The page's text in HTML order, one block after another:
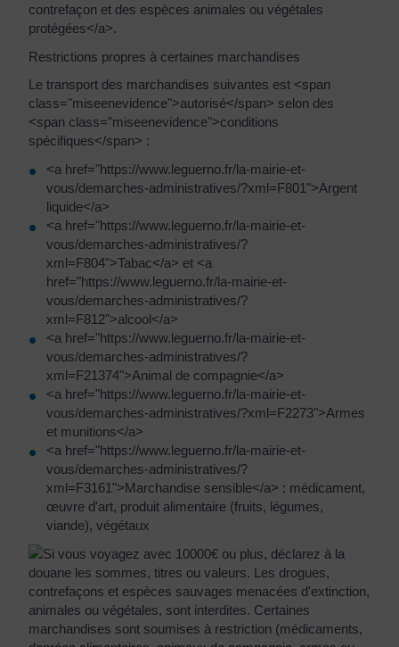
contrefaçon et des espèces animales ou végétales
protégées</a>.
Restrictions propres à certaines marchandises
Le transport des marchandises suivantes est <span
class="miseenevidence">autorisé</span> selon des
<span class="miseenevidence">conditions
spécifiques</span> :
<a href="https://www.leguerno.fr/la-mairie-et-
vous/demarches-administratives/?xml=F801">Argent
liquide</a>
<a href="https://www.leguerno.fr/la-mairie-et-
vous/demarches-administratives/?
xml=F804">Tabac</a> et <a
href="https://www.leguerno.fr/la-mairie-et-
vous/demarches-administratives/?
xml=F812">alcool</a>
<a href="https://www.leguerno.fr/la-mairie-et-
vous/demarches-administratives/?
xml=F21374">Animal de compagnie</a>
<a href="https://www.leguerno.fr/la-mairie-et-
vous/demarches-administratives/?xml=F2273">Armes
et munitions</a>
<a href="https://www.leguerno.fr/la-mairie-et-
vous/demarches-administratives/?
xml=F3161">Marchandise sensible</a> : médicament,
œuvre d'art, produit alimentaire (fruits, légumes,
viande), végétaux